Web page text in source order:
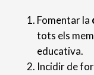
Fomentar la
tots els
educativa.
Incidir de